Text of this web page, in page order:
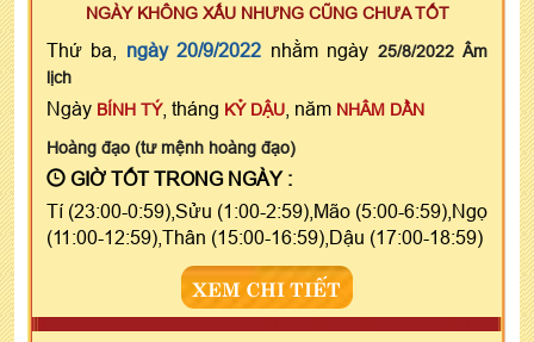
NGÀY KHÔNG XẤU NHƯNG CŨNG CHƯA TỐT
Thứ ba, ngày 20/9/2022 nhằm ngày 25/8/2022 Âm
lịch
Ngày BÍNH TÝ, tháng KỶ DẬU , năm NHÂM DẦN
Hoàng đạo (tư mệnh hoàng đạo)
GIỜ TỐT TRONG NGÀY :
Tí (23:00-0:59),Sửu (1:00-2:59),Mão (5:00-6:59),Ngọ
(11:00-12:59),Thân (15:00-16:59),Dậu (17:00-18:59)
XEM CHI TIẾT